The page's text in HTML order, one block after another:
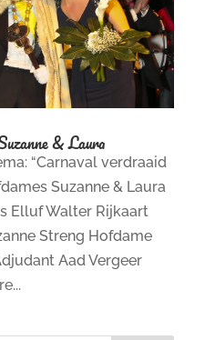
& Laura
“Carnaval verdraaid
Suzanne & Laura
Elluf Walter Rijkaart
Streng Hofdame
Aad Vergeer